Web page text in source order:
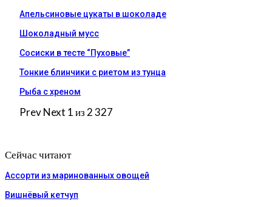
Апельсиновые цукаты в шоколаде
Шоколадный мусс
Сосиски в тесте “Пуховые”
Тонкие блинчики с риетом из тунца
Рыба с хреном
PrevNext 1 из 2 327
Сейчас читают
Ассорти из маринованных овощей
Вишнёвый кетчуп